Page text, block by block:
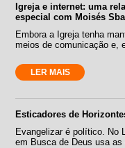
Igreja e internet: uma
especial com Moisés
Embora a Igreja tenha
meios de comunicação e,
LER MAIS
Esticadores de
Evangelizar é político. No
em Busca de Deus usa